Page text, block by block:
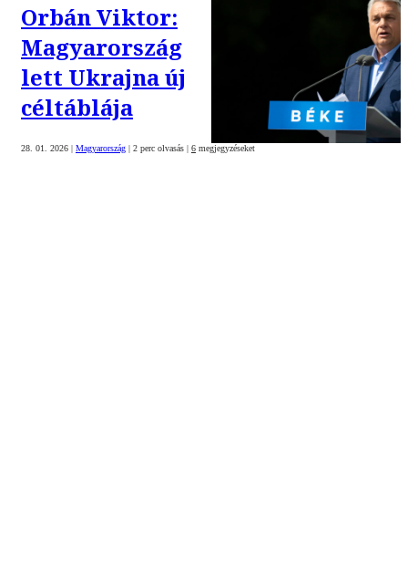
Orbán Viktor:
Magyarország
lett Ukrajna új
céltáblája
28. 01. 2026 | Magyarország | 2 perc olvasás | 6 megjegyzéseket